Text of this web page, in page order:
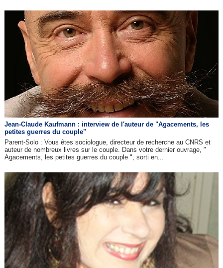
Jean-Claude Kaufmann : interview de l'auteur de "Agacements, les
petites guerres du couple"
Parent-Solo : Vous êtes sociologue, directeur de recherche au CNRS et
auteur de nombreux livres sur le couple. Dans votre dernier ouvrage, "
Agacements, les petites guerres du couple ", sorti en...